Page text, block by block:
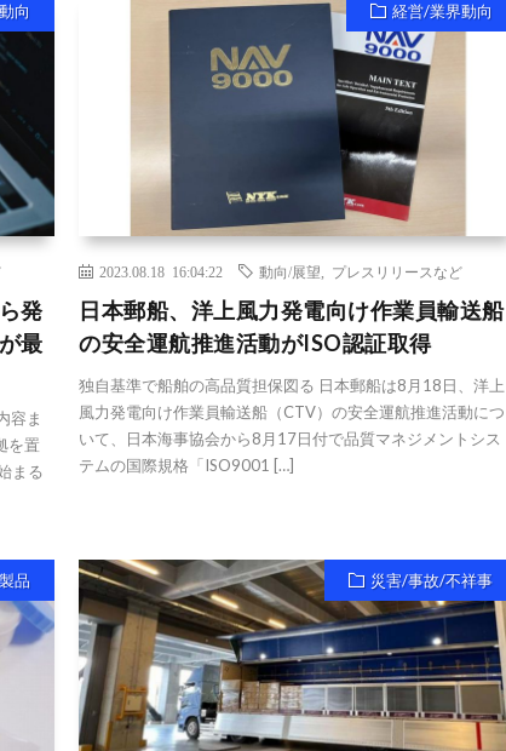
向
発
最
容ま
を置
まる
経営/業界動向
2023.08.18 16:04:22 動向/展望 プレスリリースなど
日本郵船、洋上風力発電向け作業員輸送船
の安全運航推進活動がISO認証取得
独自基準で船舶の高品質担保図る 日本郵船は8月18日、洋上
風力発電向け作業員輸送船（CTV）の安全運航推進活動につ
いて、日本海事協会から8月17日付で品質マネジメントシス
テムの国際規格「ISO9001 […]
品 災害/事故/不祥事